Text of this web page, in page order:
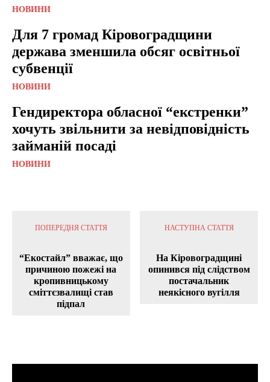
НОВИНИ
Для 7 громад Кіровоградщини
держава зменшила обсяг освітньої
субвенції
НОВИНИ
Гендиректора обласної “екстренки”
хочуть звільнити за невідповідність
займаній посаді
НОВИНИ
ПОПЕРЕДНЯ СТАТТЯ
“Екостайл” вважає, що
причиною пожежі на
кропивницькому
сміттєзвалищі став
підпал
НАСТУПНА СТАТТЯ
На Кіровоградщині
опинився під слідством
постачальник
неякісного вугілля